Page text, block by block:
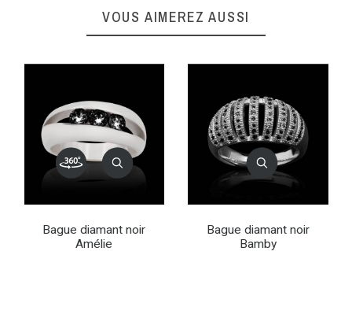
VOUS AIMEREZ AUSSI
Bague diamant noir
Amélie
Bague diamant noir
Bamby